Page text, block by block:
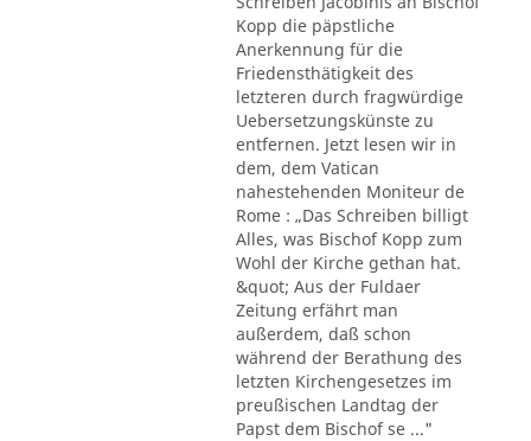
Kopp die päpstliche
Anerkennung für die
Friedensthätigkeit des
letzteren durch fragwürdige
Uebersetzungskünste zu
entfernen. Jetzt lesen wir in
dem, dem Vatican
nahestehenden Moniteur de
Rome : „Das Schreiben billigt
Alles, was Bischof Kopp zum
Wohl der Kirche gethan hat.
&quot; Aus der Fuldaer
Zeitung erfährt man
außerdem, daß schon
während der Berathung des
letzten Kirchengesetzes im
preußischen Landtag der
Papst dem Bischof se ..."